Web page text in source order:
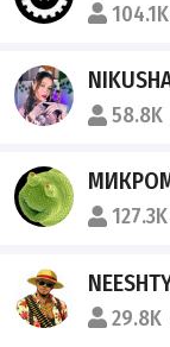
104.1K
58.8K
127.3K
29.8K